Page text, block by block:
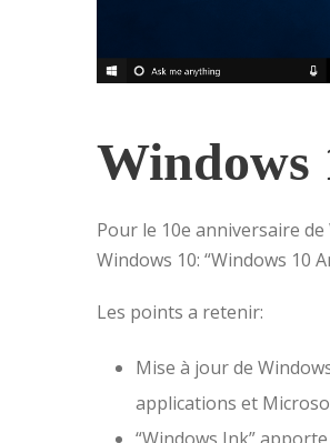
Windows
Pour le 10e anniversaire
Windows 10: “Windows 10
Les points a retenir:
Mise à jour de
applications et